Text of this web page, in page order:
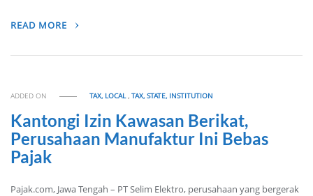
READ MORE
ADDED ON TAX, LOCAL,TAX, STATE, INSTITUTION
Kantongi Izin Kawasan Berikat,
Perusahaan Manufaktur Ini Bebas
Pajak
Pajak.com, Jawa Tengah – PT Selim Elektro, perusahaan yang bergerak